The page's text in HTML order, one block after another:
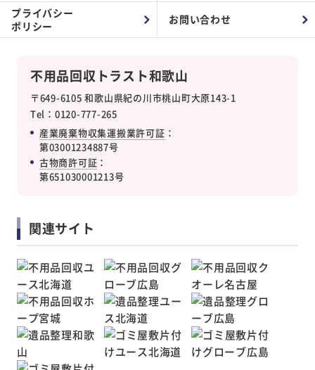
不用品回収トラスト和歌山
〒649-6105 和歌山県紀の川市桃山町大原143-1
Tel：0120-777-265
産業廃棄物収集運搬業許可証 ：
第03001234887号
古物商許可証 ：
第651030001213号
プライバシー
ポリシー
お問い合わせ
関連サイト